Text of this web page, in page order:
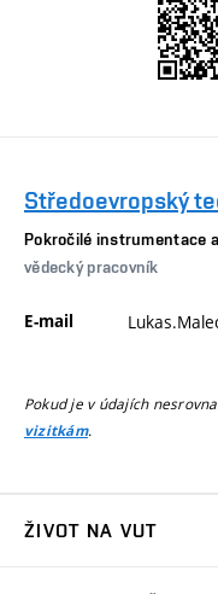
Středoevropský
Pokročilé instrumentace
vědecký pracovník
E-mail
Pokud je v údajích
vizitkám.
ŽIVOT NA VUT